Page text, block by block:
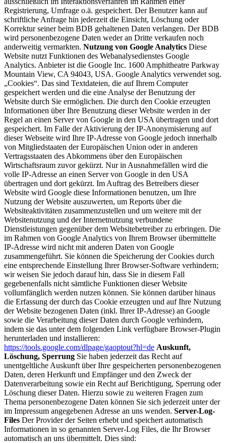
Registrierung, Umfrage o.ä. gespeichert. Der Benutzer kann auf
schriftliche Anfrage hin jederzeit die Einsicht, Löschung oder
Korrektur seiner beim BDB gehaltenen Daten verlangen. Der BDB
wird personenbezogene Daten weder an Dritte verkaufen noch
anderweitig vermarkten. Nutzung von Google Analytics Diese
Website nutzt Funktionen des Webanalysedienstes Google
Analytics. Anbieter ist die Google Inc. 1600 Amphitheatre Parkway
Mountain View, CA 94043, USA. Google Analytics verwendet sog.
„Cookies“. Das sind Textdateien, die auf Ihrem Computer
gespeichert werden und die eine Analyse der Benutzung der
Website durch Sie ermöglichen. Die durch den Cookie erzeugten
Informationen über Ihre Benutzung dieser Website werden in der
Regel an einen Server von Google in den USA übertragen und dort
gespeichert. Im Falle der Aktivierung der IP-Anonymisierung auf
dieser Webseite wird Ihre IP-Adresse von Google jedoch innerhalb
von Mitgliedstaaten der Europäischen Union oder in anderen
Vertragsstaaten des Abkommens über den Europäischen
Wirtschaftsraum zuvor gekürzt. Nur in Ausnahmefällen wird die
volle IP-Adresse an einen Server von Google in den USA
übertragen und dort gekürzt. Im Auftrag des Betreibers dieser
Website wird Google diese Informationen benutzen, um Ihre
Nutzung der Website auszuwerten, um Reports über die
Websiteaktivitäten zusammenzustellen und um weitere mit der
Websitenutzung und der Internetnutzung verbundene
Dienstleistungen gegenüber dem Websitebetreiber zu erbringen. Die
im Rahmen von Google Analytics von Ihrem Browser übermittelte
IP-Adresse wird nicht mit anderen Daten von Google
zusammengeführt. Sie können die Speicherung der Cookies durch
eine entsprechende Einstellung Ihrer Browser-Software verhindern;
wir weisen Sie jedoch darauf hin, dass Sie in diesem Fall
gegebenenfalls nicht sämtliche Funktionen dieser Website
vollumfänglich werden nutzen können. Sie können darüber hinaus
die Erfassung der durch das Cookie erzeugten und auf Ihre Nutzung
der Website bezogenen Daten (inkl. Ihrer IP-Adresse) an Google
sowie die Verarbeitung dieser Daten durch Google verhindern,
indem sie das unter dem folgenden Link verfügbare Browser-Plugin
herunterladen und installieren:
https://tools.google.com/dlpage/gaoptout?hl=de Auskunft,
Löschung, Sperrung Sie haben jederzeit das Recht auf
unentgeltliche Auskunft über Ihre gespeicherten personenbezogenen
Daten, deren Herkunft und Empfänger und den Zweck der
Datenverarbeitung sowie ein Recht auf Berichtigung, Sperrung oder
Löschung dieser Daten. Hierzu sowie zu weiteren Fragen zum
Thema personenbezogene Daten können Sie sich jederzeit unter der
im Impressum angegebenen Adresse an uns wenden. Server-Log-
Files Der Provider der Seiten erhebt und speichert automatisch
Informationen in so genannten Server-Log Files, die Ihr Browser
automatisch an uns übermittelt. Dies sind: